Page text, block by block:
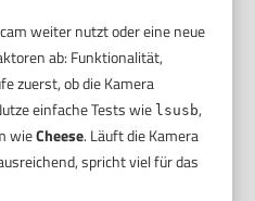
weiter nutzt oder eine neue
ab: Funktionalität,
zuerst, ob die Kamera
einfache Tests wie lsusb,
wieCheese. Läuft die Kamera
spricht viel für das